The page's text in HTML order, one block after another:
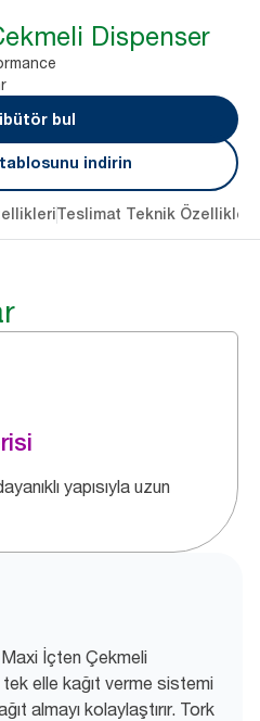
Dispenser
bul
indirin
Teslimat Teknik Özellikleri
yapısıyla uzun
İçten Çekmeli
elle kağıt verme sistemi
almayı kolaylaştırır. Tork